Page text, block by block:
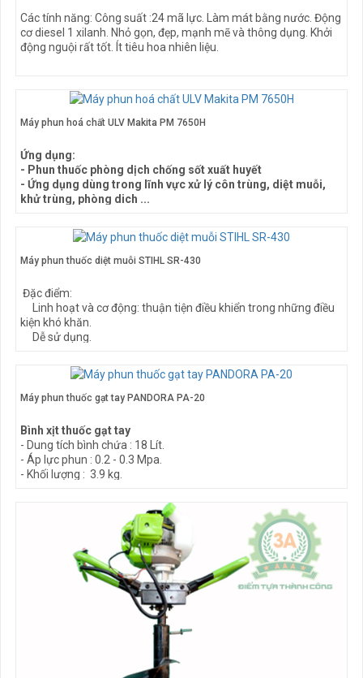
Các tính năng: Công suất :24 mã lực. Làm mát bằng nước. Động
cơ diesel 1 xilanh. Nhỏ gọn, đẹp, mạnh mẽ và thông dụng. Khởi
động nguội rất tốt. Ít tiêu hoa nhiên liệu.
Máy phun hoá chất ULV Makita PM 7650H
Ứng dụng:
- Phun thuốc phòng dịch chống sốt xuất huyết
- Ứng dụng dùng trong lĩnh vực xử lý côn trùng, diệt muỗi,
khử trùng, phòng dich ...
- Ứng dụng quan trọng nhất trong y tế dự phòng để phòng
chống dịch sốt xuất huyết, Rubella, chân tay miệng, cúm gia
cầm A H1N1...
Máy phun thuốc diệt muỗi STIHL SR-430
Đặc điểm:
Linh hoạt và cơ động: thuận tiện điều khiển trong những điều
kiện khó khăn.
Dễ sử dụng.
với các đầu phun ULV.
Kinh tế: Bộ lọc khí bền, sử dụng lâu dài.
Gọn:
không gian hạn chế.
Máy có thể để gọn trong thùng xe hơi.
Máy phun thuốc gạt tay PANDORA PA-20
Bình xịt thuốc gạt tay
- Dung tích bình chứa : 18 Lít.
- Áp lực phun : 0.2 - 0.3 Mpa.
- Khối lượng : 3.9 kg.